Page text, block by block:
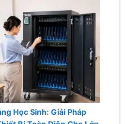
Học Sinh: Giải Pháp